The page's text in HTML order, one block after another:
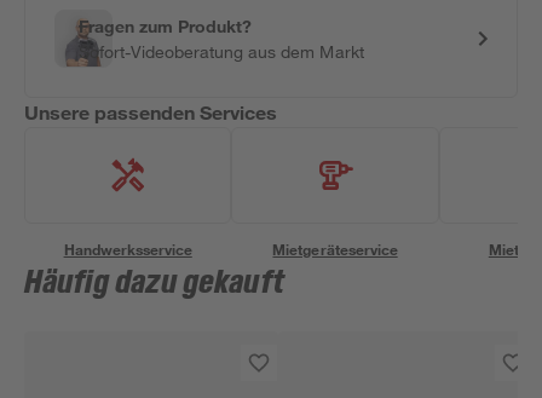
Fragen zum Produkt?
Sofort-Videoberatung aus dem Markt
Unsere passenden Services
Handwerksservice Mietgeräteservice
Häufig dazu gekauft